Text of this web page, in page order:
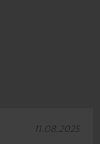
11.08.2025